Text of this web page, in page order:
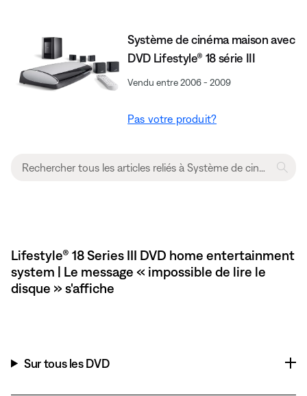
Système de cinéma maison avec
DVD Lifestyle® 18 série III
Vendu entre 2006 - 2009
Pas votre produit?
Lifestyle® 18 Series III DVD home entertainment
system | Le message « impossible de lire le
disque » s'affiche
Sur tous les DVD